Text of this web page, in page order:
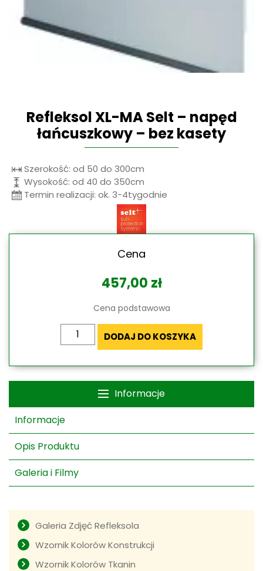
Refleksol XL-MA Selt – napęd
łańcuszkowy – bez kasety
Szerokość: od 50 do 300cm
Wysokość: od 40 do 350cm
Termin realizacji: ok. 3-4tygodnie
Cena
457,00 zł
Cena podstawowa
ilość
Refleksol
MA
napęd
-
bez
kasety
DODAJ DO KOSZYKA
Informacje
Opis Produktu
Galeria i Filmy
Informacje
Galeria Zdjęć Refleksola
Wzornik Kolorów Konstrukcji
Wzornik Kolorów Tkanin